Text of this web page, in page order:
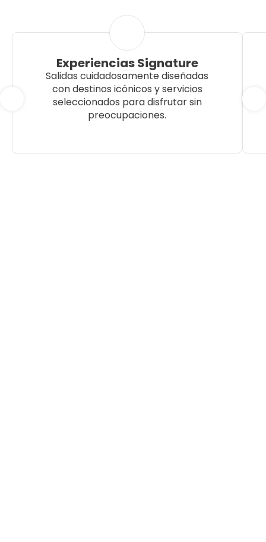
Experiencias Signature
Salidas cuidadosamente diseñadas
con destinos icónicos y servicios
seleccionados para disfrutar sin
preocupaciones.